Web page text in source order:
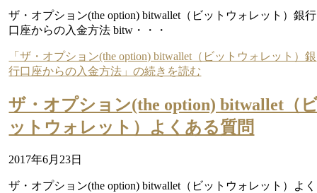
ザ・オプション(the option) bitwallet（ビットウォレット）銀行
口座からの入金方法 bitw・・・
「ザ・オプション(the option) bitwallet（ビットウォレット）銀
行口座からの入金方法」の続きを読む
ザ・オプション(the option) bitwallet（
ットウォレット）よくある質問
2017年6月23日
ザ・オプション(the option) bitwallet（ビットウォレット）よく